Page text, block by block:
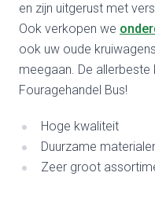
en zijn uitgerust met
Ook verkopen we
ook uw oude
meegaan. De
Fouragehandel Bus!
Hoge kwaliteit
Duurzame
Zeer groot